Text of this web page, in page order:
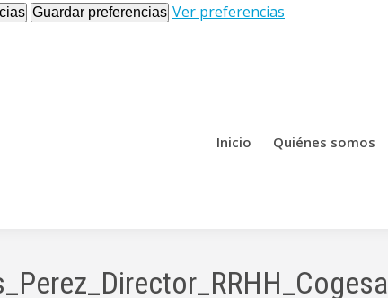
Guardar preferencias Ver preferencias
Inicio Quiénes somos